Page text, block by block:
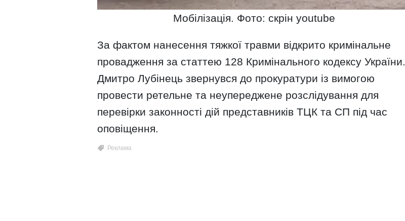
Мобілізація. Фото: скрін youtube
За фактом нанесення тяжкої травми відкрито кримінальне
провадження за статтею 128 Кримінального кодексу України.
Дмитро Лубінець звернувся до прокуратури із вимогою
провести ретельне та неупереджене розслідування для
перевірки законності дій представників ТЦК та СП під час
оповіщення.